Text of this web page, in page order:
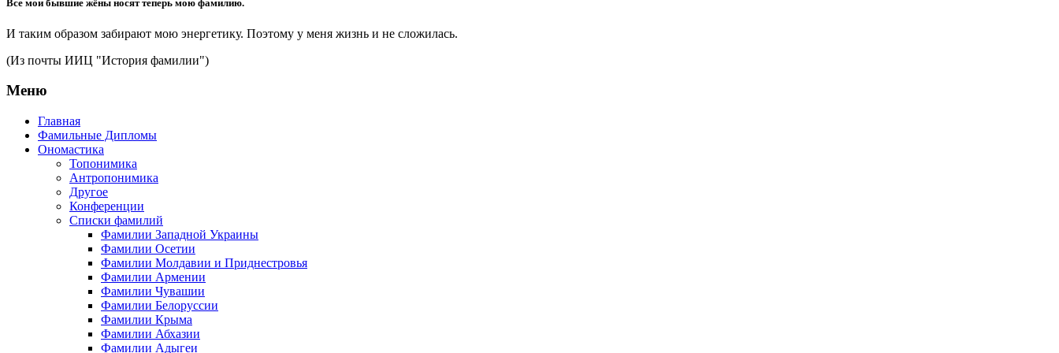
Все мои бывшие жёны носят теперь мою фамилию.
И таким образом забирают мою энергетику. Поэтому у меня жизнь и не сложилась.
(Из почты ИИЦ "История фамилии")
Меню
Главная
Фамильные Дипломы
Ономастика
Топонимика
Антропонимика
Другое
Конференции
Списки фамилий
Фамилии Западной Украины
Фамилии Осетии
Фамилии Молдавии и Приднестровья
Фамилии Армении
Фамилии Чувашии
Фамилии Белоруссии
Фамилии Крыма
Фамилии Абхазии
Фамилии Адыгеи